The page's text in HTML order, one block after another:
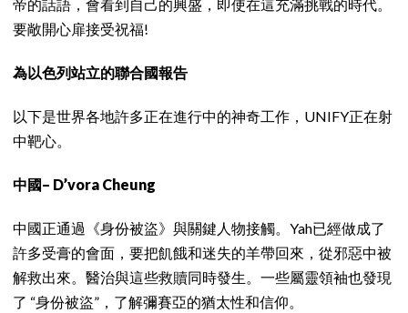
帝的話語，會看到自己的興盛，即使在這充滿挑戰的時代。
要敞開心扉接受祝福!
為以色列站立的聯合國報告
以下是世界各地許多正在進行中的神奇工作，UNIFY正在射
中靶心。
中國– D’vora Cheung
中國正通過《身份被盜》與關鍵人物接觸。Yah已經做成了
許多受膏的會面，要把飢餓和迷失的羊帶回來，從邪惡中被
解救出來。醫治與這些救贖同時發生。一些屬靈領袖也發現
了 “身份被盜”，了解彌賽亞的猶太性和信仰。